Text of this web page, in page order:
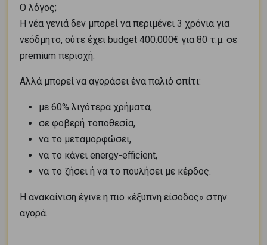
Ο λόγος;
Η νέα γενιά δεν μπορεί να περιμένει 3 χρόνια για
νεόδμητο, ούτε έχει budget 400.000€ για 80 τ.μ. σε
premium περιοχή.
Αλλά μπορεί να αγοράσει ένα παλιό σπίτι:
με 60% λιγότερα χρήματα,
σε φοβερή τοποθεσία,
να το μεταμορφώσει,
να το κάνει energy-efficient,
να το ζήσει ή να το πουλήσει με κέρδος.
Η ανακαίνιση έγινε η πιο «έξυπνη είσοδος» στην
αγορά.